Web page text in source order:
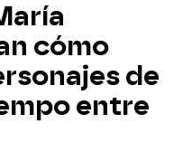
cómo
de
entre